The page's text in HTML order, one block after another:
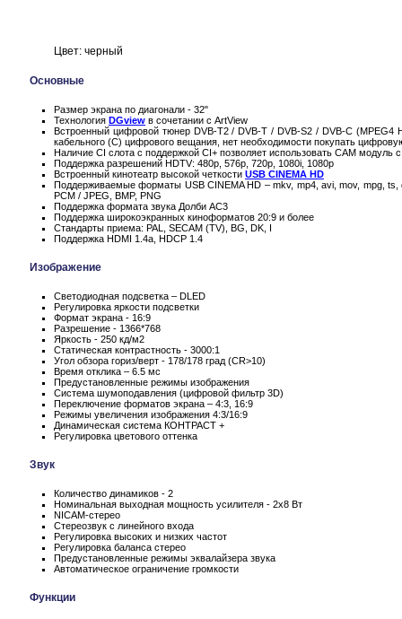
Цвет: черный
Основные
Размер экрана по диагонали - 32"
Технология DGview в сочетании с ArtView
Встроенный цифровой тюнер DVB-T2 / DVB-T / DVB-S2 / DVB-C (MPEG4
кабельного (C) цифрового вещания, нет необходимости покупать
Наличие CI слота с поддержкой CI+ позволяет использовать CAM
Поддержка разрешений HDTV: 480p, 576p, 720p, 1080i, 1080p
Встроенный кинотеатр высокой четкости USB CINEMA HD
Поддерживаемые форматы USB CINEMA HD – mkv, mp4, avi, mov, mpg, ts,
PCM / JPEG, BMP, PNG
Поддержка формата звука Долби AC3
Поддержка широкоэкранных киноформатов 20:9 и более
Стандарты приема: PAL, SECAM (TV), BG, DK, I
Поддержка HDMI 1.4a, HDCP 1.4
Изображение
Светодиодная подсветка – DLED
Регулировка яркости подсветки
Формат экрана - 16:9
Разрешение - 1366*768
Яркость - 250 кд/м2
Статическая контрастность - 3000:1
Угол обзора гориз/верт - 178/178 град (CR>10)
Время отклика – 6.5 мс
Предустановленные режимы изображения
Система шумоподавления (цифровой фильтр 3D)
Переключение форматов экрана – 4:3, 16:9
Режимы увеличения изображения 4:3/16:9
Динамическая система КОНТРАСТ +
Регулировка цветового оттенка
Звук
Количество динамиков - 2
Номинальная выходная мощность усилителя - 2x8 Вт
NICAM-стерео
Стереозвук с линейного входа
Регулировка высоких и низких частот
Регулировка баланса стерео
Предустановленные режимы эквалайзера звука
Автоматическое ограничение громкости
Функции